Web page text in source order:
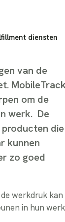
diensten
van de
MobileTrack
om de
werk. De
die
kunnen
zo goed
werkdruk
in hun